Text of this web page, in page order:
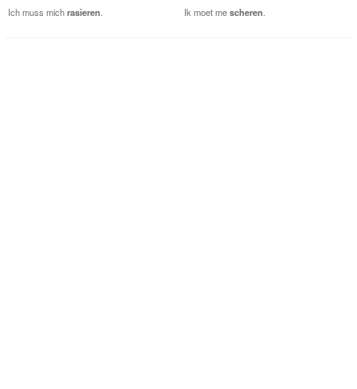
Ich muss michrasieren Ik moet mescheren